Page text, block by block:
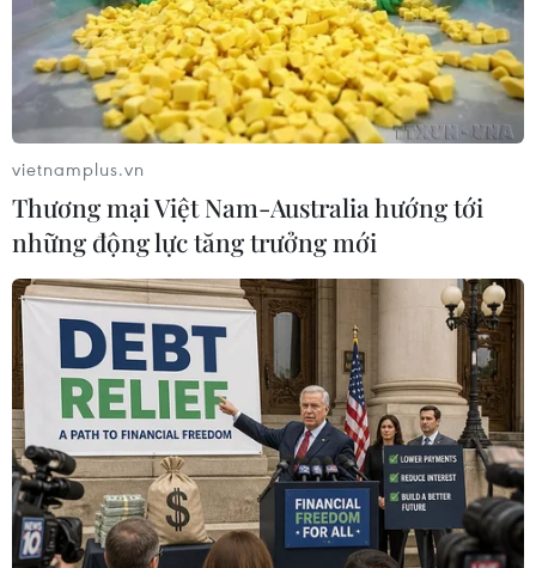
Ngoại trưởng Mỹ Mike Pompeo (phải) và Tổng thống Mỹ
Donald Trump trong cuộc họp báo sau Hội nghị thượng đỉnh
Mỹ-Triều lần hai ở Hà Nội ngày 28/2/2019. (Nguồn:
AFP/TTXVN)
vietnamplus.vn
Thương mại Việt Nam-Australia hướng tới
những động lực tăng trưởng mới